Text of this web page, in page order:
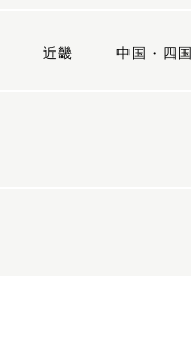
近畿 中国・四国